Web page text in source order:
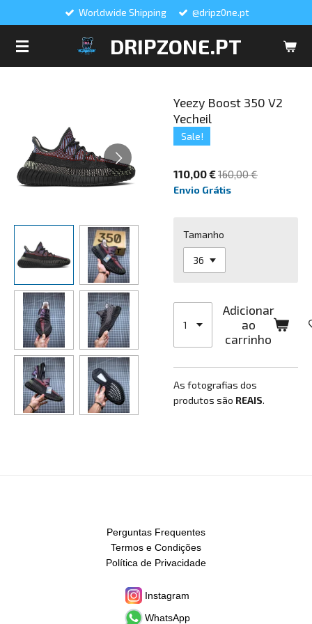
DRIPZONE.PT
Worldwide Shipping @dripz0ne.pt
Yeezy Boost 350 V2
Yecheil
Sale!
110,00 €160,00 €
Envio Grátis
Tamanho
Adicionar
ao
carrinho
As fotografias dos
produtos são REAIS.
Perguntas Frequentes
Termos e Condições
Política de Privacidade
Instagram
WhatsApp